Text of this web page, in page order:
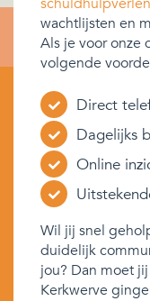
wachtlijsten en
Als je voor onze
volgende
Direct
Dagelijks
Online
Wil jij snel
duidelijk
jou? Dan moet
Kerkwerve